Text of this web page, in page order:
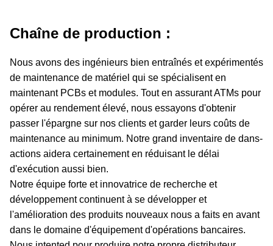
Chaîne de production :
Nous avons des ingénieurs bien entraînés et expérimentés
de maintenance de matériel qui se spécialisent en
maintenant PCBs et modules. Tout en assurant ATMs pour
opérer au rendement élevé, nous essayons d'obtenir
passer l'épargne sur nos clients et garder leurs coûts de
maintenance au minimum. Notre grand inventaire de dans-
actions aidera certainement en réduisant le délai
d'exécution aussi bien.
Notre équipe forte et innovatrice de recherche et
développement continuent à se développer et
l'amélioration des produits nouveaux nous a faits en avant
dans le domaine d'équipement d'opérations bancaires.